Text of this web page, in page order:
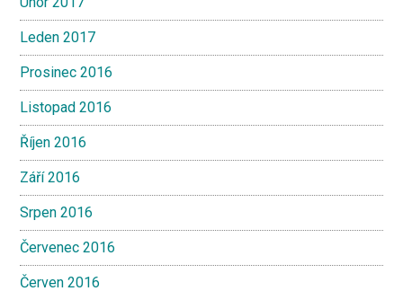
Leden 2017
Prosinec 2016
Listopad 2016
Říjen 2016
Září 2016
Srpen 2016
Červenec 2016
Červen 2016